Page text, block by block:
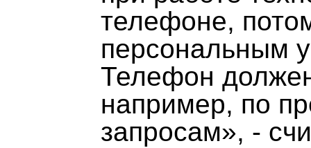
телефоне,
персональным
Телефон
например, по
запросам», -